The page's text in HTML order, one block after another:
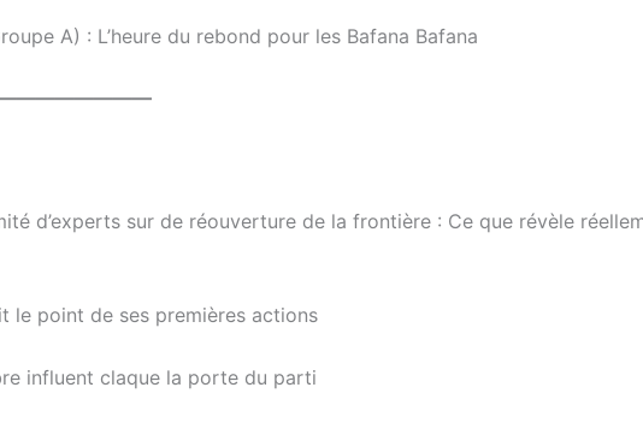
A) : L’heure du rebond pour les Bafana Bafana
d’experts sur de réouverture de la frontière : Ce que révèle
le point de ses premières actions
influent claque la porte du parti